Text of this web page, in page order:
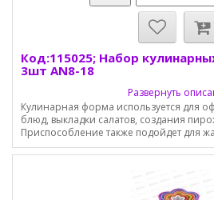
Код:115025; Набор
3шт AN8-18
Развернуть
Кулинарная форма используется для
блюд, выкладки салатов, создания
Приспособление также подойдет для